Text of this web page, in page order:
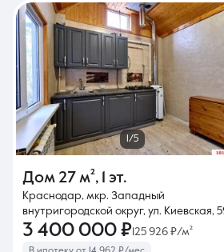
1/5
Дом 27 м², 1 эт.
Краснодар, мкр. Западный
внутригородской округ, ул. Киевская,
3 400 000 ₽ 125 926 ₽/м²